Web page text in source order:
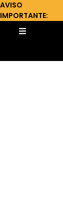
AVISO
IMPORTANTE: